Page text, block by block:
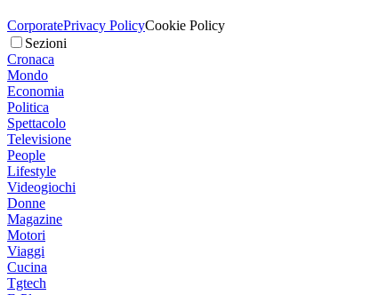
CorporatePrivacy PolicyCookie Policy
Sezioni
Cronaca
Mondo
Economia
Politica
Spettacolo
Televisione
People
Lifestyle
Videogiochi
Donne
Magazine
Motori
Viaggi
Cucina
Tgtech